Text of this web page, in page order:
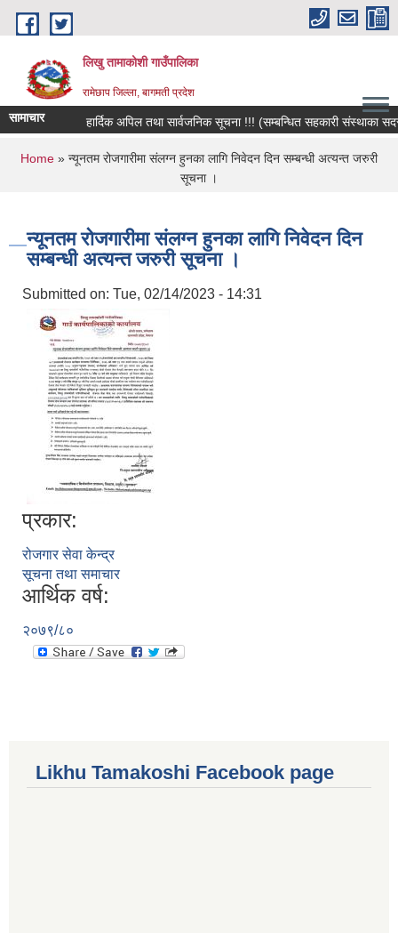
Skip to main content
लिखु तामाकोशी गाउँपालिका
रामेछाप जिल्ला, बागमती प्रदेश
सामाचार हार्दिक अपिल तथा सार्वजनिक सूचना !!! (सम्बन्धित सहकारी संस्थाका सदस्य,
You are here
Home » न्यूनतम रोजगारीमा संलग्न हुनका लागि निवेदन दिन‍ सम्बन्धी अत्यन्त जरुरी
सूचना ।
न्यूनतम रोजगारीमा संलग्न हुनका लागि निवेदन दिन‍
सम्बन्धी अत्यन्त जरुरी सूचना ।
Submitted on: Tue, 02/14/2023 - 14:31
प्रकार:
रोजगार सेवा केन्द्र
सूचना तथा समाचार
आर्थिक वर्ष:
२०७९/८०
Likhu Tamakoshi Facebook page